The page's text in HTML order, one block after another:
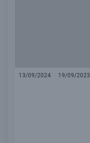
13/09/2024 19/09/2023